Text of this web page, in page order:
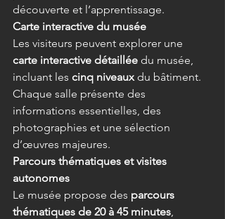
découverte et l’apprentissage.
Carte interactive du musée
Les visiteurs peuvent explorer une
carte interactive détaillée du musée,
incluant les cinq niveaux du bâtiment.
Chaque salle présente des
informations essentielles, des
photographies et une sélection
d’œuvres majeures.
Parcours thématiques et visites
autonomes
Le musée propose des parcours
thématiques de 20 à 45 minutes